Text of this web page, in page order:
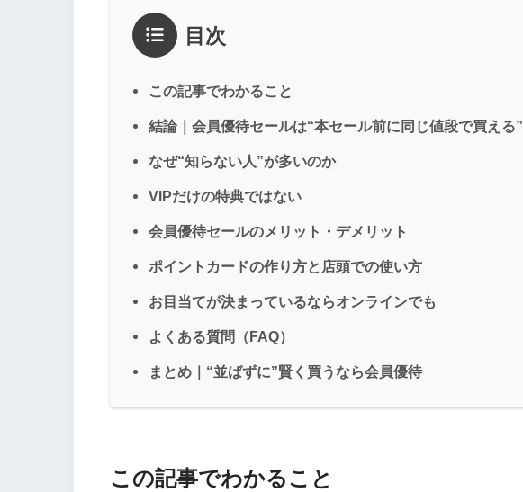
目次
この記事でわかること
結論｜会員優待セールは“本セール前に同じ値段で買える”
なぜ“知らない人”が多いのか
VIPだけの特典ではない
会員優待セールのメリット・デメリット
ポイントカードの作り方と店頭での使い方
お目当てが決まっているならオンラインでも
よくある質問（FAQ）
まとめ｜“並ばずに”賢く買うなら会員優待
この記事でわかること